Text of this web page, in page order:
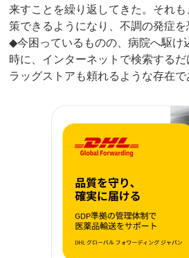
来すことを繰り返してきた。それ
策できるようになり、不調の発症
◆今困っているものの、病院へ駆け
時に、インターネットで検索する
ラッグストアも頼れるような存在で